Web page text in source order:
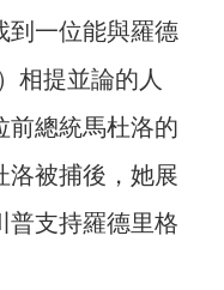
到一位能與羅德
相提並論的人
前總統馬杜洛的
洛被捕後，她展
普支持羅德里格